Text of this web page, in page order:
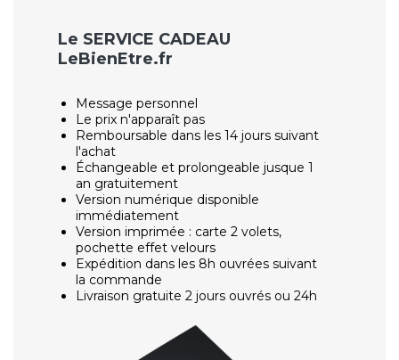
Le SERVICE CADEAU
LeBienEtre.fr
Message personnel
Le prix n'apparaît pas
Remboursable dans les 14 jours suivant
l'achat
Échangeable et prolongeable jusque 1
an gratuitement
Version numérique disponible
immédiatement
Version imprimée : carte 2 volets,
pochette effet velours
Expédition dans les 8h ouvrées suivant
la commande
Livraison gratuite 2 jours ouvrés ou 24h